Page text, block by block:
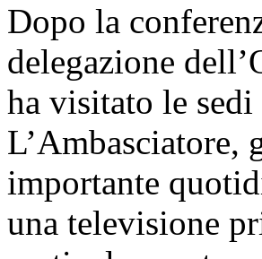
Dopo la
delegazione
ha visitato le
L’Ambasciatore,
importante
una televisione